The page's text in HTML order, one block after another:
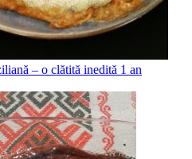
– o clătită inedită 1 an